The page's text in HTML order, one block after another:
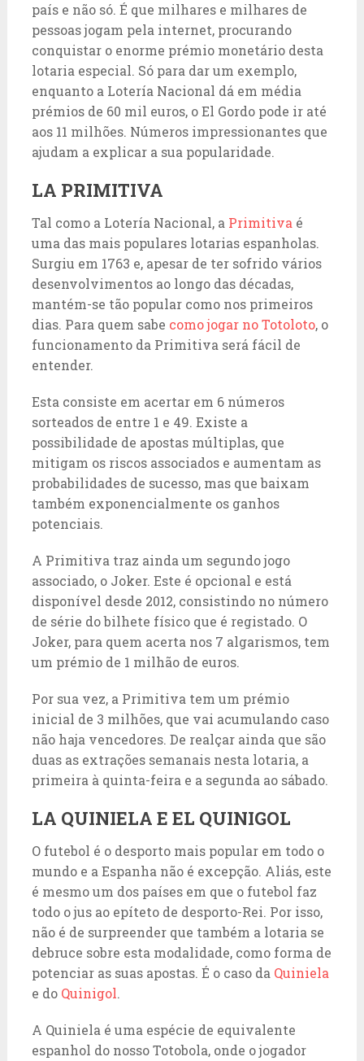
país e não só. É que milhares e milhares de
pessoas jogam pela internet, procurando
conquistar o enorme prémio monetário desta
lotaria especial. Só para dar um exemplo,
enquanto a Lotería Nacional dá em média
prémios de 60 mil euros, o El Gordo pode ir até
aos 11 milhões. Números impressionantes que
ajudam a explicar a sua popularidade.
LA PRIMITIVA
Tal como a Lotería Nacional, a Primitiva é
uma das mais populares lotarias espanholas.
Surgiu em 1763 e, apesar de ter sofrido vários
desenvolvimentos ao longo das décadas,
mantém-se tão popular como nos primeiros
dias. Para quem sabe como jogar noTotoloto, o
funcionamento da Primitiva será fácil de
entender.
Esta consiste em acertar em 6 números
sorteados de entre 1 e 49. Existe a
possibilidade de apostas múltiplas, que
mitigam os riscos associados e aumentam as
probabilidades de sucesso, mas que baixam
também exponencialmente os ganhos
potenciais.
A Primitiva traz ainda um segundo jogo
associado, o Joker. Este é opcional e está
disponível desde 2012, consistindo no número
de série do bilhete físico que é registado. O
Joker, para quem acerta nos 7 algarismos, tem
um prémio de 1 milhão de euros.
Por sua vez, a Primitiva tem um prémio
inicial de 3 milhões, que vai acumulando caso
não haja vencedores. De realçar ainda que são
duas as extrações semanais nesta lotaria, a
primeira à quinta-feira e a segunda ao sábado.
LA QUINIELA E EL QUINIGOL
O futebol é o desporto mais popular em todo o
mundo e a Espanha não é excepção. Aliás, este
é mesmo um dos países em que o futebol faz
todo o jus ao epíteto de desporto-Rei. Por isso,
não é de surpreender que também a lotaria se
debruce sobre esta modalidade, como forma de
potenciar as suas apostas. É o caso da Quiniela
e do Quinigol.
A Quiniela é uma espécie de equivalente
espanhol do nosso Totobola, onde o jogador